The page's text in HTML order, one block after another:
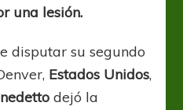
una lesión.
disputar su segundo
Estados Unidos,
dejó la